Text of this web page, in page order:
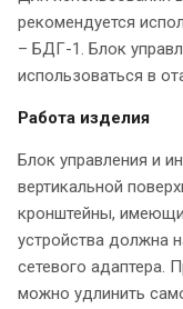
рекомендуется
– БДГ-1. Блок
использоваться в
Работа изделия
Блок управления и
вертикальной
кронштейны,
устройства должна
сетевого адаптера.
можно удлинить